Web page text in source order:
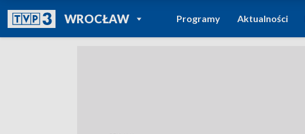
WROCŁAWPOWRÓT DO
TVP REGIONY
Programy Aktualności